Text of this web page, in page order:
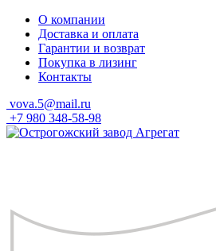
Skip
content
О компании
Доставка и оплата
Гарантии и возврат
Покупка в лизинг
Контакты
vova.5@mail.ru
+7 980 348-58-98